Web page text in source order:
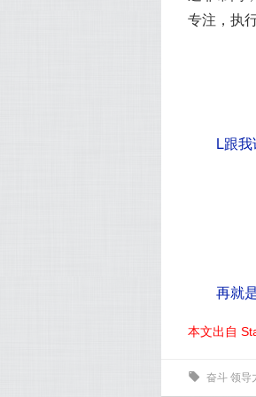
专注，执
L跟
再就
本文出自
0 奋斗 领导